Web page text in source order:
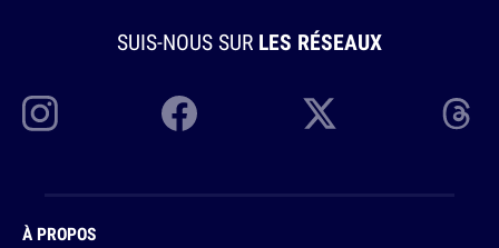
SUIS-NOUS SUR LES RÉSEAUX
À PROPOS